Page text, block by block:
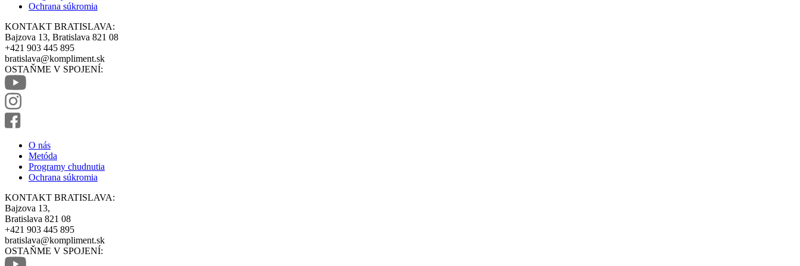
Ochrana súkromia
KONTAKT BRATISLAVA:
Bajzova 13, Bratislava 821 08
+421 903 445 895
bratislava@kompliment.sk
OSTAŇME V SPOJENÍ:
O nás
Metóda
Programy chudnutia
Ochrana súkromia
KONTAKT BRATISLAVA:
Bajzova 13,
Bratislava 821 08
+421 903 445 895
bratislava@kompliment.sk
OSTAŇME V SPOJENÍ: